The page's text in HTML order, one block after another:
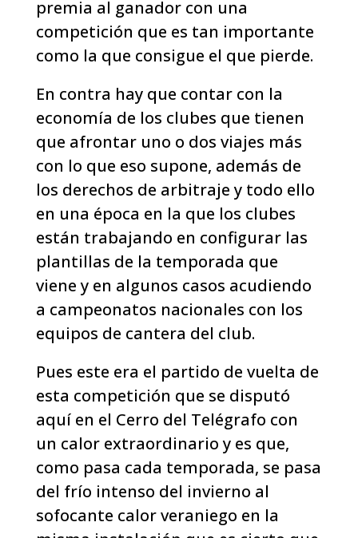
premia al ganador con una
competición que es tan importante
como la que consigue el que pierde.
En contra hay que contar con la
economía de los clubes que tienen
que afrontar uno o dos viajes más
con lo que eso supone, además de
los derechos de arbitraje y todo ello
en una época en la que los clubes
están trabajando en configurar las
plantillas de la temporada que
viene y en algunos casos acudiendo
a campeonatos nacionales con los
equipos de cantera del club.
Pues este era el partido de vuelta de
esta competición que se disputó
aquí en el Cerro del Telégrafo con
un calor extraordinario y es que,
como pasa cada temporada, se pasa
del frío intenso del invierno al
sofocante calor veraniego en la